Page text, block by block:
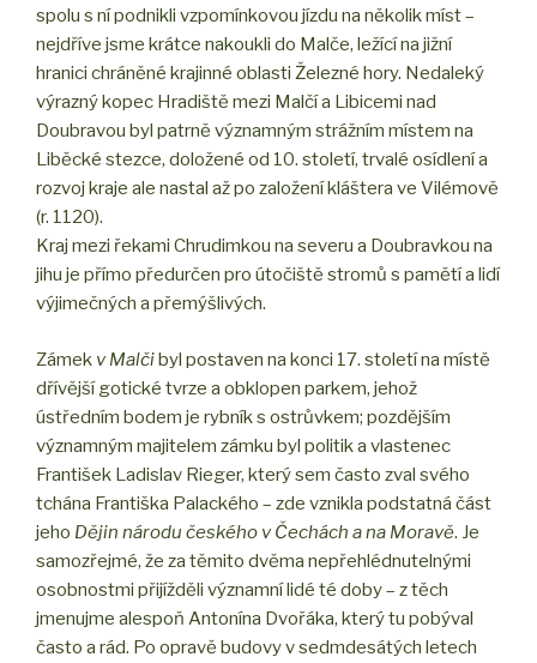
spolu s ní podnikli vzpomínkovou jízdu na několik míst –
nejdříve jsme krátce nakoukli do Malče, ležící na jižní
hranici chráněné krajinné oblasti Železné hory. Nedaleký
výrazný kopec Hradiště mezi Malčí a Libicemi nad
Doubravou byl patrně významným strážním místem na
Liběcké stezce, doložené od 10. století, trvalé osídlení a
rozvoj kraje ale nastal až po založení kláštera ve Vilémově
(r. 1120).
Kraj mezi řekami Chrudimkou na severu a Doubravkou na
jihu je přímo předurčen pro útočiště stromů s pamětí a lidí
výjimečných a přemýšlivých.
Zámek v Malčibyl postaven na konci 17. století na místě
dřívější gotické tvrze a obklopen parkem, jehož
ústředním bodem je rybník s ostrůvkem; pozdějším
významným majitelem zámku byl politik a vlastenec
František Ladislav Rieger, který sem často zval svého
tchána Františka Palackého – zde vznikla podstatná část
jeho Dějin národu českého v Čechách a na Moravě. Je
samozřejmé, že za těmito dvěma nepřehlédnutelnými
osobnostmi přijížděli významní lidé té doby – z těch
jmenujme alespoň Antonína Dvořáka, který tu pobýval
často a rád. Po opravě budovy v sedmdesátých letech